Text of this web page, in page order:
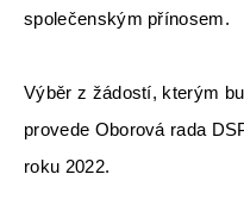
společenským přínosem.
Výběr z žádostí, kterým
provede Oborová rada
roku 2022.